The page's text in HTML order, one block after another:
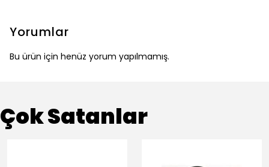
Yorumlar
Bu ürün için henüz yorum yapılmamış.
Çok Satanlar